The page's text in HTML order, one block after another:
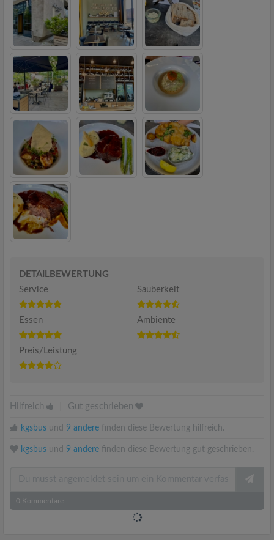
DETAILBEWERTUNG
Service
Sauberkeit
Essen Ambiente
Preis/Leistung
Hilfreich Gut geschrieben
kgsbus und 9 andere finden diese Bewertung hilfreich.
kgsbus und 9 andere finden diese Bewertung gut geschrieben.
0 Kommentare